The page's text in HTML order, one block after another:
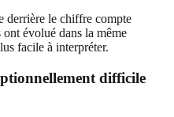
derrière le chiffre compte
évolué dans la même
facile à interpréter.
difficile